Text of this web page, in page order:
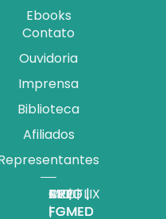
Ebooks
Contato
Ouvidoria
Imprensa
Biblioteca
Afiliados
APP |
FGMED
MEDFLIX
|
CRED |
FGMED
BLOG |
FGMED
TV |
FGMED